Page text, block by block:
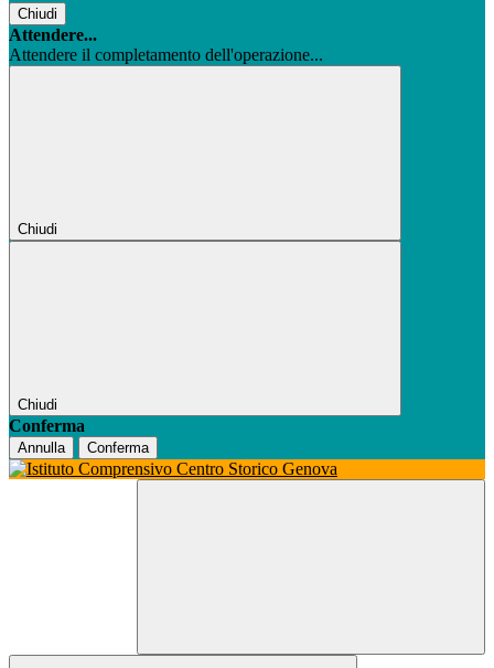
Chiudi
Attendere...
Attendere il completamento dell'operazione...
Chiudi
Chiudi
Conferma
Annulla Conferma